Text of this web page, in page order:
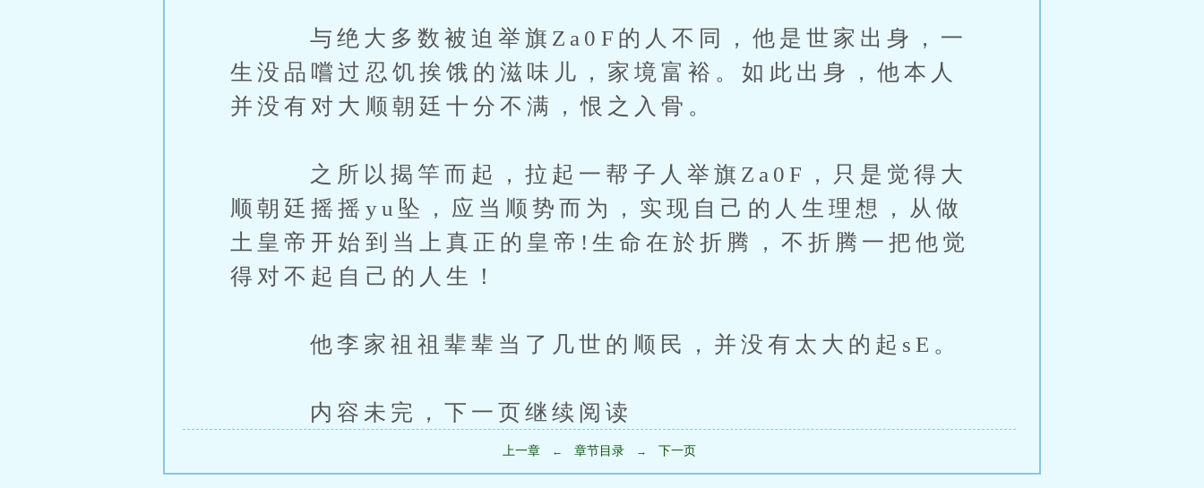
与绝大多数被迫举旗Za0F的人不同，他是世家出身，一
生没品嚐过忍饥挨饿的滋味儿，家境富裕。如此出身，他本人
并没有对大顺朝廷十分不满，恨之入骨。
之所以揭竿而起，拉起一帮子人举旗Za0F，只是觉得大
顺朝廷摇摇yu坠，应当顺势而为，实现自己的人生理想，从做
土皇帝开始到当上真正的皇帝!生命在於折腾，不折腾一把他觉
得对不起自己的人生！
他李家祖祖辈辈当了几世的顺民，并没有太大的起sE。
内容未完，下一页继续阅读
上一章 ← 章节目录 → 下一页